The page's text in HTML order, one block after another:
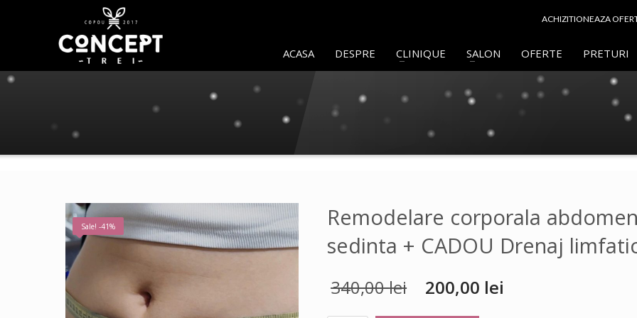
ACHIZITIONEAZA
ACASA DESPRE CLINIQUE SALON OFERTE PRETURI
Sale! -41%
Remodelare corporala
sedinta + CADOU Drenaj
340,00lei 200,00 lei